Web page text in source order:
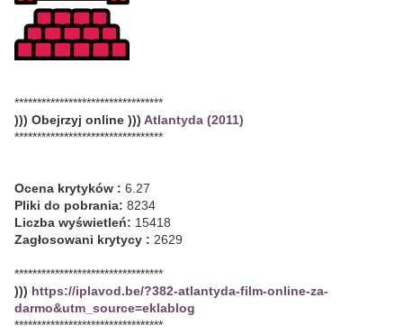
*********************************
))) Obejrzyj online ))) Atlantyda (2011)
*********************************
Ocena krytyków : 6.27
Pliki do pobrania: 8234
Liczba wyświetleń: 15418
Zagłosowani krytycy : 2629
*********************************
))) https://iplavod.be/?382-atlantyda-film-online-za-
darmo&utm_source=eklablog
*********************************